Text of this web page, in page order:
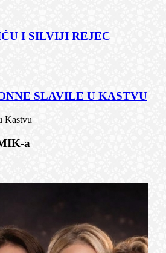
I SILVIJI REJEC
SLAVILE U KASTVU
Kastvu
a